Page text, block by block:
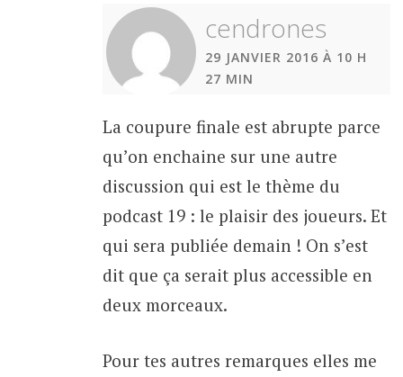
cendrones
29 JANVIER 2016 À 10 H
27 MIN
La coupure finale est abrupte parce
qu’on enchaine sur une autre
discussion qui est le thème du
podcast 19 : le plaisir des joueurs. Et
qui sera publiée demain ! On s’est
dit que ça serait plus accessible en
deux morceaux.
Pour tes autres remarques elles me